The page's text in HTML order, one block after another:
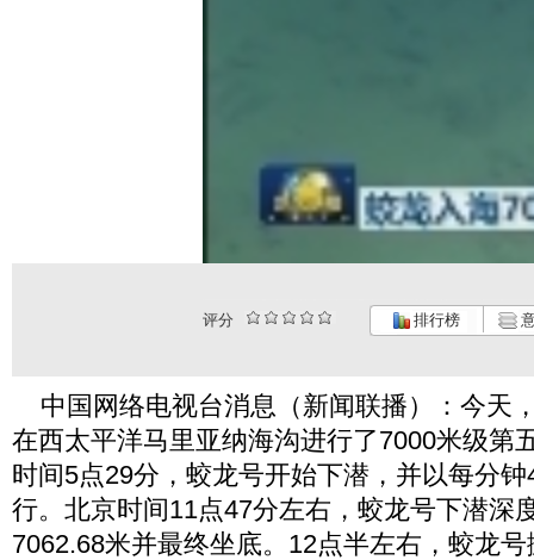
评分 排行榜
中国网络电视台消息（新闻联播）：今天
在西太平洋马里亚纳海沟进行了7000米级第
时间5点29分，蛟龙号开始下潜，并以每分
行。北京时间11点47分左右，蛟龙号下潜深
7062.68米并最终坐底。12点半左右，蛟龙